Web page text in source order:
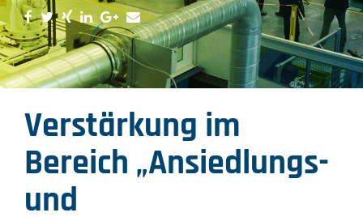
Verstärkung im
Bereich „Ansiedlungs-
und